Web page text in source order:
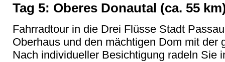
Tag 5: Oberes Donautal (ca. 55
Fahrradtour in die Drei Flüsse Stadt
Oberhaus und den mächtigen Dom mit der
Nach individueller Besichtigung radeln Sie